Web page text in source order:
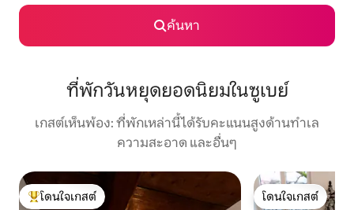
ค้นหา
ที่พักวันหยุดยอดนิยมในซูเบย์
เกสต์เห็นพ้อง: ที่พักเหล่านี้ได้รับคะแนนสูงด้านทำเล
ความสะอาด และอื่นๆ
โดนใจเกสต์ที่สุด
โดนใจเกสต์
โดนใจเกสต์
โดนใจเกสต์